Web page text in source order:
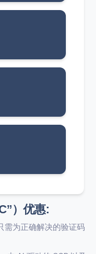
）优惠:
需为正确解决的验证码